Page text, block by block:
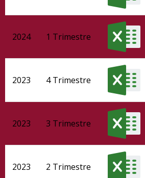
2024 1 Trimestre
2023 4 Trimestre
2023 3 Trimestre
2023 2 Trimestre